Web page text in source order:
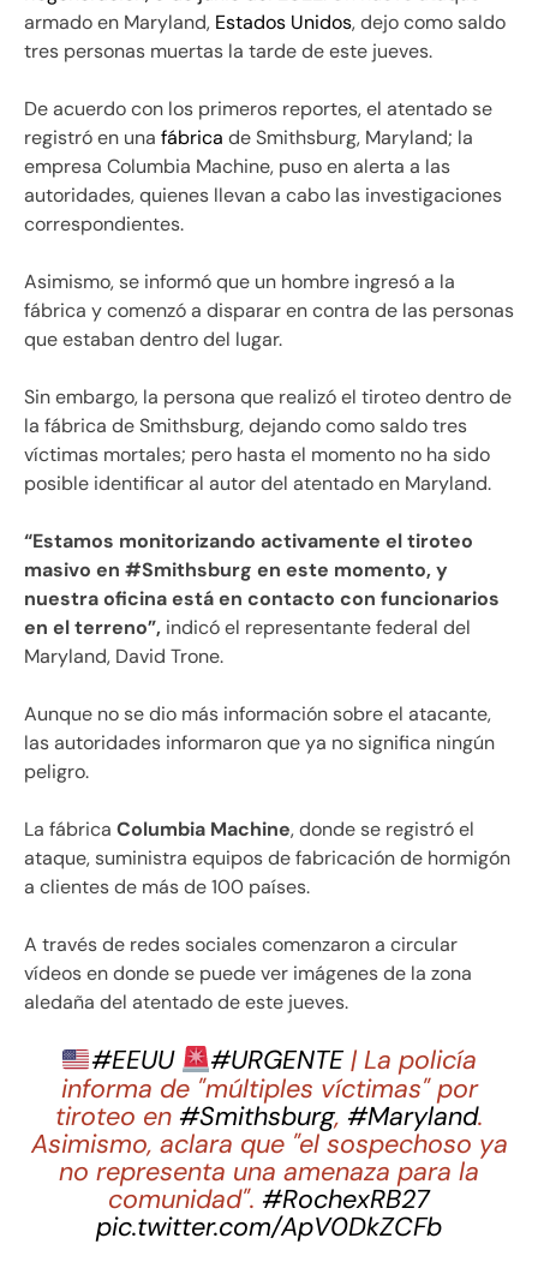
armado en Maryland, Estados Unidos, dejo como saldo
tres personas muertas la tarde de este jueves.
De acuerdo con los primeros reportes, el atentado se
registró en una fábrica de Smithsburg, Maryland; la
empresa Columbia Machine, puso en alerta a las
autoridades, quienes llevan a cabo las investigaciones
correspondientes.
Asimismo, se informó que un hombre ingresó a la
fábrica y comenzó a disparar en contra de las personas
que estaban dentro del lugar.
Sin embargo, la persona que realizó el tiroteo dentro de
la fábrica de Smithsburg, dejando como saldo tres
víctimas mortales; pero hasta el momento no ha sido
posible identificar al autor del atentado en Maryland.
“Estamos monitorizando activamente el tiroteo
masivo en #Smithsburg en este momento, y
nuestra oficina está en contacto con funcionarios
en el terreno”, indicó el representante federal del
Maryland, David Trone.
Aunque no se dio más información sobre el atacante,
las autoridades informaron que ya no significa ningún
peligro.
La fábrica Columbia Machine, donde se registró el
ataque, suministra equipos de fabricación de hormigón
a clientes de más de 100 países.
A través de redes sociales comenzaron a circular
vídeos en donde se puede ver imágenes de la zona
aledaña del atentado de este jueves.
#EEUU #URGENTE| La policía
informa de "múltiples víctimas" por
tiroteo en #Smithsburg, #Maryland.
Asimismo, aclara que "el sospechoso ya
no representa una amenaza para la
comunidad". #RochexRB27
pic.twitter.com/ApV0DkZCFb